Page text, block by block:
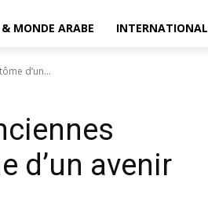
MONDE ARABE INTERNATIONAL
d’un...
d’un avenir